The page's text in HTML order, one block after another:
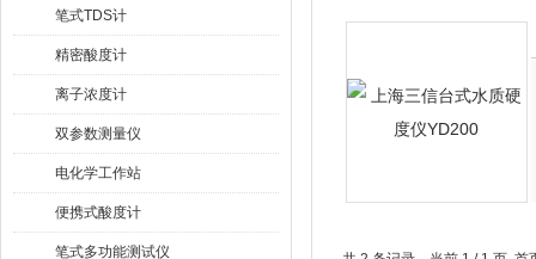
笔式TDS计
精密酸度计
离子浓度计
双参数测量仪
电化学工作站
便携式酸度计
笔式多功能测试仪